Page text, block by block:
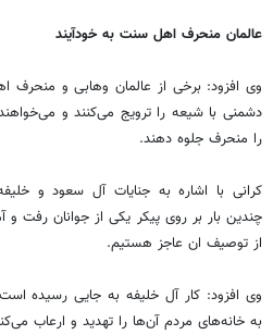
عالمان منحرف اهل سنت به خودآیند
وی افزود: برخی از عالمان وهابی و
دشمنی با شیعه را ترویج می‌کنند و
را منحرف جلوه دهند.
کرانی با اشاره به جنایات آل سعود و
چندین بار بر روی پیکر یکی از جوانان رفت
از توصیف ان عاجز هستیم.
وی افزود: کار آل خلیفه به جایی رسیده
به خانه‌های مردم آن‌ها را تهدید و ارعاب